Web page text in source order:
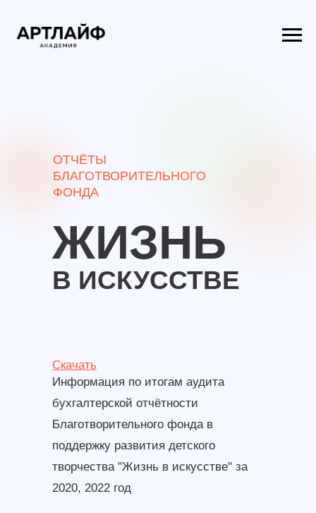
ОТЧЁТЫ
БЛАГОТВОРИТЕЛЬНОГО
ФОНДА
В ИСКУССТВЕ
ЖИЗНЬ
Информация по итогам аудита
бухгалтерской отчётности
Благотворительного фонда в
поддержку развития детского
творчества "Жизнь в искусстве" за
2020, 2022 год
Скачать